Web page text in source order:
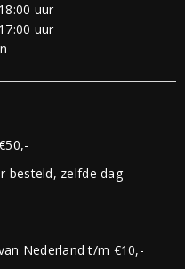
uur
uur
besteld, zelfde dag
Nederland t/m €10,-